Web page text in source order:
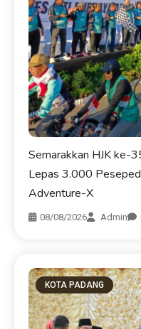
Semarakkan HJK ke-
Lepas 3.000
Adventure-X
08/08/2026 Admin
KOTA PADANG